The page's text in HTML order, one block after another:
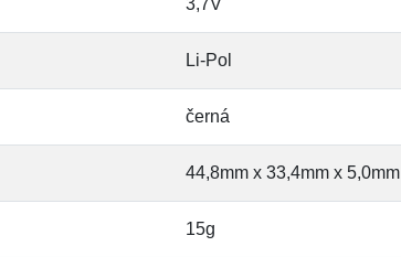
Li-Pol
černá
44,8mm x 33,4mm x 5,0mm
15g